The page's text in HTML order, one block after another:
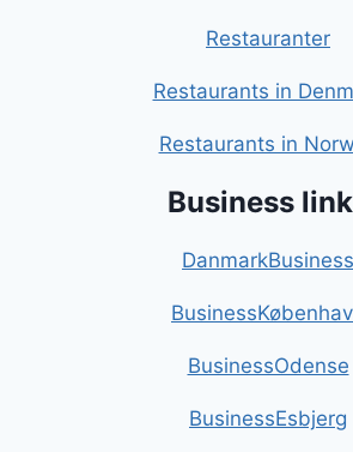
Restauranter
Restaurants in
Restaurants in
Business
DanmarkBusiness
BusinessOdense
BusinessEsbjerg